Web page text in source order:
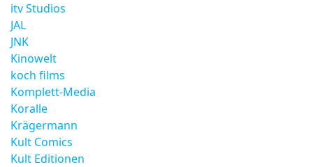
itv Studios
JAL
JNK
Kinowelt
koch films
Komplett-Media
Koralle
Krägermann
Kult Comics
Kult Editionen